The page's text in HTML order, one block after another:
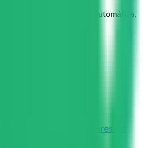
cancelaciones de forma automática.
la beta de tusalumnos.
con alumnos menores de